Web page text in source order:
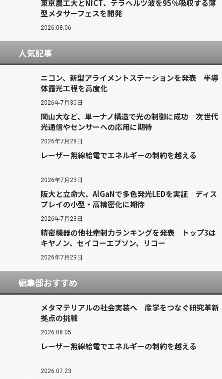
東京農工大とNICT、テラヘルツ波を95％吸収する薄
型メタサーフェスを開発
2026.08.06
人気記事
ニコン、新型アライメントステーションを発表 半導
体露光工程を高度化
2026年7月30日
岡山大など、単一ナノ構造で光の制御に成功 次世代
光通信やセンサーへの応用に期待
2026年7月28日
レーザー無線給電でエネルギーの制約を越える
2026年7月23日
阪大と立命大、AlGaNで多色発光LEDを実証 ディス
プレイの小型・高精密化に期待
2026年7月23日
精密機器の他社牽制力ランキングを発表 トップ3は
キヤノン、セイコーエプソン、リコー
2026年7月29日
編集部おすすめ
メタマテリアルの社会実装へ 産学をつなぐ研究革新
拠点の挑戦
2026.08.05
レーザー無線給電でエネルギーの制約を越える
2026.07.23